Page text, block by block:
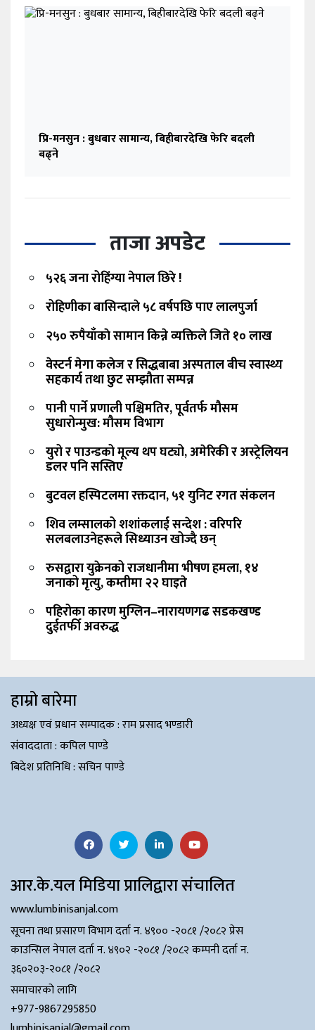
प्रि-मनसुन : बुधबार सामान्य, बिहीबारदेखि फेरि बदली
बढ्ने
ताजा अपडेट
५२६ जना रोहिंग्या नेपाल छिरे !
रोहिणीका बासिन्दाले ५८ वर्षपछि पाए लालपुर्जा
२५० रुपैयाँकाे सामान किन्ने व्यक्तिले जिते १० लाख
वेस्टर्न मेगा कलेज र सिद्धबाबा अस्पताल बीच स्वास्थ्य
सहकार्य तथा छुट सम्झौता सम्पन्न
पानी पार्ने प्रणाली पश्चिमतिर, पूर्वतर्फ मौसम
सुधारोन्मुख: मौसम विभाग
युरो र पाउन्डको मूल्य थप घट्यो, अमेरिकी र अस्ट्रेलियन
डलर पनि सस्तिए
बुटवल हस्पिटलमा रक्तदान, ५१ युनिट रगत संकलन
शिव लम्सालको शशांकलाई सन्देश : वरिपरि
सलबलाउनेहरूले सिध्याउन खोज्दै छन्
रुसद्वारा युक्रेनको राजधानीमा भीषण हमला, १४
जनाको मृत्यु, कम्तीमा २२ घाइते
पहिरोका कारण मुग्लिन–नारायणगढ सडकखण्ड
दुईतर्फी अवरुद्ध
हाम्रो बारेमा
​​​​​अध्यक्ष एवं प्रधान सम्पादक : राम प्रसाद भण्डारी
संंवाददाता : कपिल पाण्डे
बिदेश प्रतिनिधि : सचिन पाण्डे
आर.के.यल मिडिया प्रालिद्वारा संचालित
www.lumbinisanjal.com
सूचना तथा प्रसारण विभाग दर्ता न. ४९०० -२०८१ /२०८२ प्रेस
काउन्सिल नेपाल दर्ता न. ४९०२ -२०८१ /२०८२ कम्पनी दर्ता न.
३६०२०३-२०८१ /२०८२
समाचारको लागि
+977-9867295850